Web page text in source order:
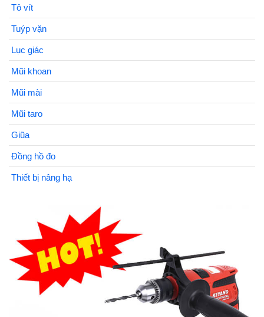
Tô vít
Tuýp vặn
Lục giác
Mũi khoan
Mũi mài
Mũi taro
Giũa
Đồng hồ đo
Thiết bị nâng hạ